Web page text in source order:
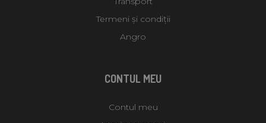
Termeni și condiții
Angro
CONTUL MEU
Contul meu